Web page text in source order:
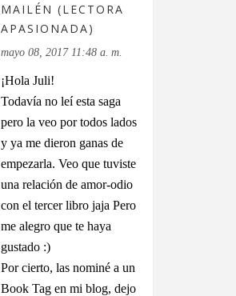
MAILÉN (LECTORA
APASIONADA)
mayo 08, 2017 11:48 a. m.
¡Hola Juli!
Todavía no leí esta saga
pero la veo por todos lados
y ya me dieron ganas de
empezarla. Veo que tuviste
una relación de amor-odio
con el tercer libro jaja Pero
me alegro que te haya
gustado :)
Por cierto, las nominé a un
Book Tag en mi blog, dejo